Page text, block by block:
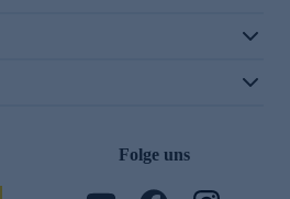
Folge uns